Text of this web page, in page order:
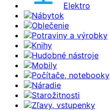
Elektro
Nábytok
Oblečenie
Potraviny a výrobky
Knihy
Hudobné nástroje
Mobily
Počítače, notebooky
Náradie
Starožitnosti
Zľavy, vstupenky